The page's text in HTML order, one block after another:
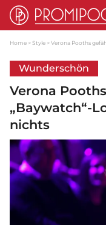
Home Style Verona Pooths
Wunderschön
Verona
„Baywatch“-
nichts